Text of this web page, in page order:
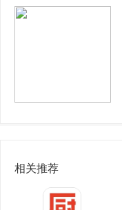
相关推荐